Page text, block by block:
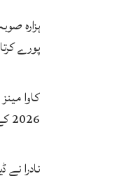
ہزارہ
پورے
محمد
کاوا
فتح پر
نادرا